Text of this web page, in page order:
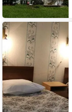
Санаторий
Железноводская
ФГБУ
СКФНКЦ
России